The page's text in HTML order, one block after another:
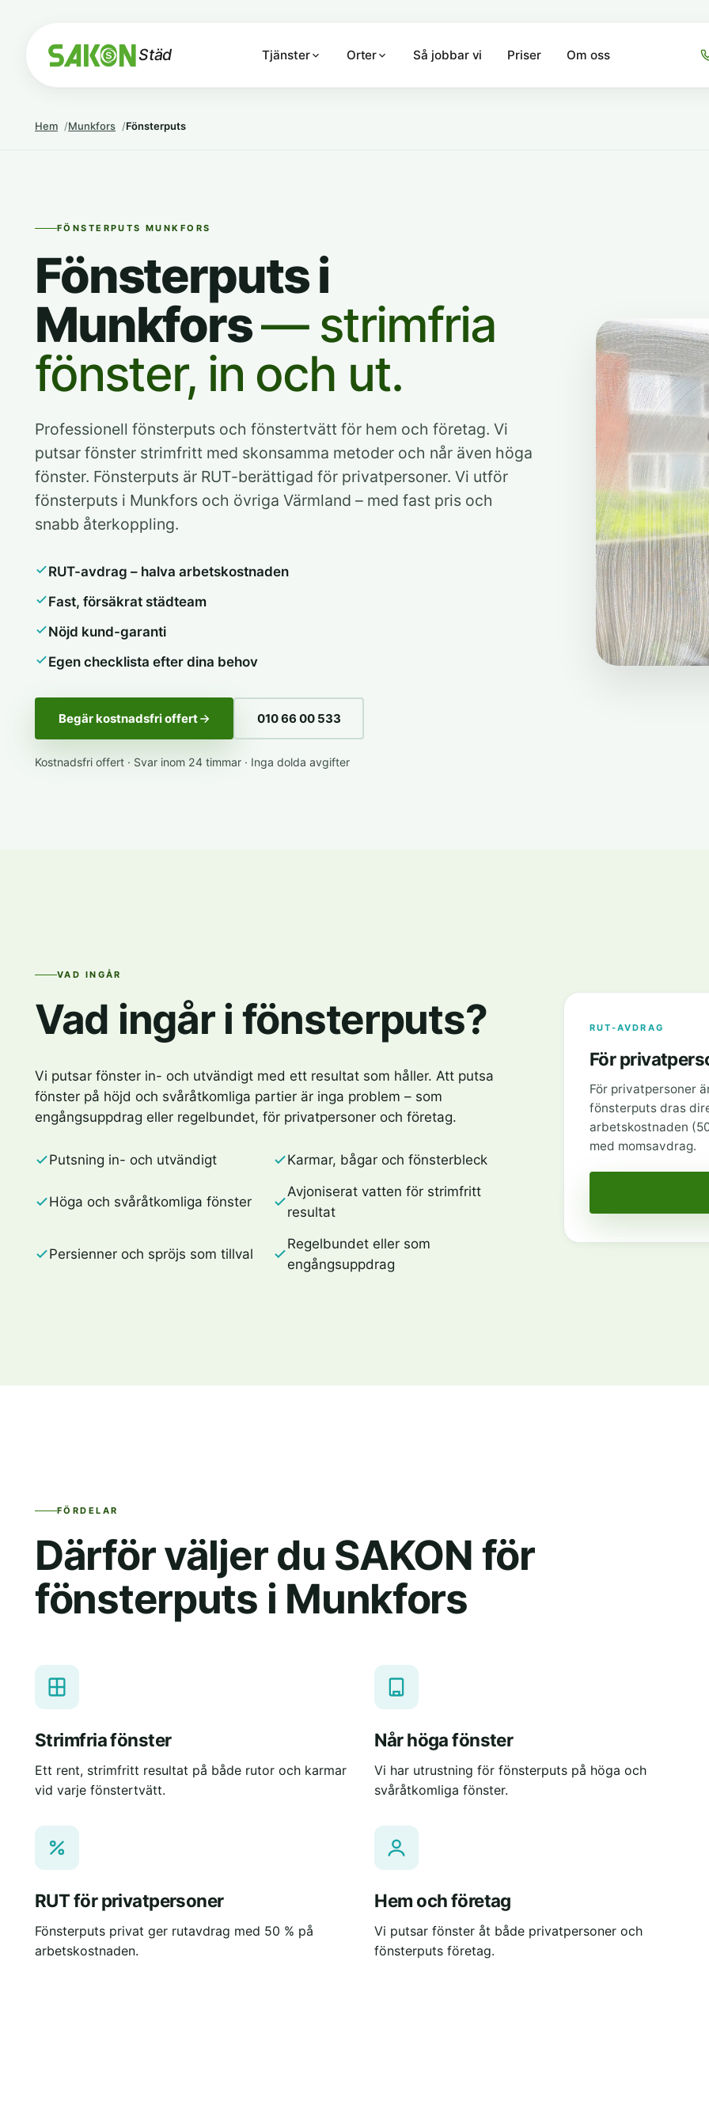
Städ Tjänster Orter Så jobbar vi Priser Om oss
Hem Munkfors Fönsterputs
FÖNSTERPUTS MUNKFORS
Fönsterputs i
Munkfors— strimfria
fönster, in och ut.
Professionell fönsterputs och fönstertvätt för hem och företag. Vi
putsar fönster strimfritt med skonsamma metoder och når även höga
fönster. Fönsterputs är RUT-berättigad för privatpersoner. Vi utför
fönsterputs i Munkfors och övriga Värmland – med fast pris och
snabb återkoppling.
RUT-avdrag – halva arbetskostnaden
Fast, försäkrat städteam
Nöjd kund-garanti
Egen checklista efter dina behov
Begär kostnadsfri offert 010 66 00 533
Kostnadsfri offert · Svar inom 24 timmar · Inga dolda avgifter
VAD INGÅR
Vad ingår i fönsterputs?
Vi putsar fönster in- och utvändigt med ett resultat som håller. Att putsa
fönster på höjd och svåråtkomliga partier är inga problem – som
engångsuppdrag eller regelbundet, för privatpersoner och företag.
Putsning in- och utvändigt Karmar, bågar och fönsterbleck
Höga och svåråtkomliga fönster
Avjoniserat vatten för strimfritt
resultat
Persienner och spröjs som tillval
Regelbundet eller som
engångsuppdrag
RUT-AVDRAG
För
För privatpersoner
fönsterputs dras
arbetskostnaden
med momsavdrag.
FÖRDELAR
Därför väljer du SAKON för
fönsterputs i Munkfors
Strimfria fönster
Ett rent, strimfritt resultat på både rutor och karmar
vid varje fönstertvätt.
Når höga fönster
Vi har utrustning för fönsterputs på höga och
svåråtkomliga fönster.
RUT för privatpersoner
Fönsterputs privat ger rutavdrag med 50 % på
arbetskostnaden.
Hem och företag
Vi putsar fönster åt både privatpersoner och
fönsterputs företag.